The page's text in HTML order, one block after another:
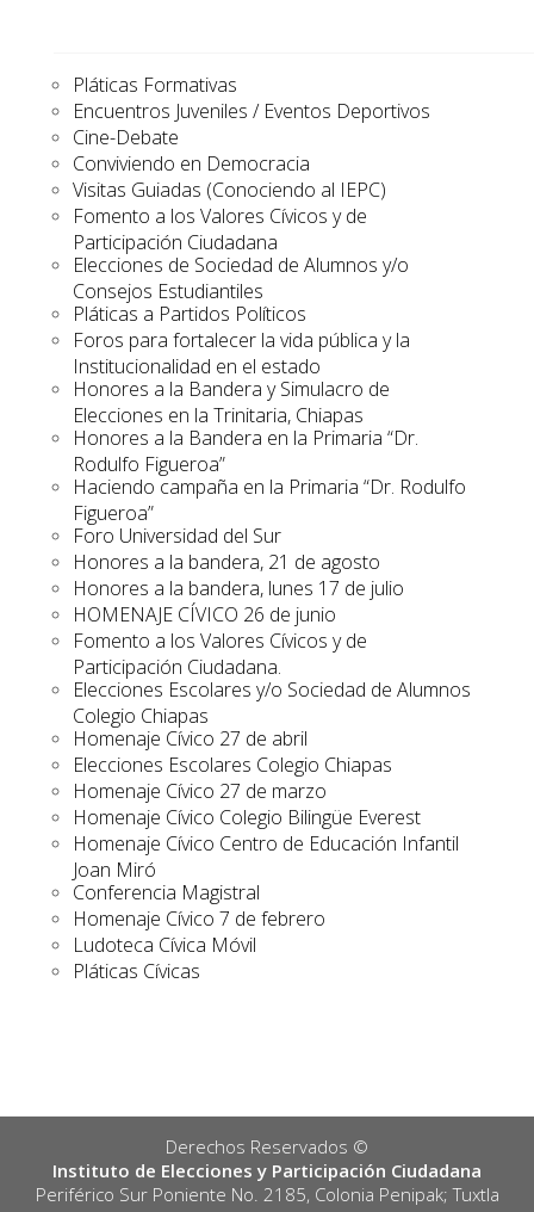
Pláticas Formativas
Encuentros Juveniles / Eventos Deportivos
Cine-Debate
Conviviendo en Democracia
Visitas Guiadas (Conociendo al IEPC)
Fomento a los Valores Cívicos y de
Participación Ciudadana
Elecciones de Sociedad de Alumnos y/o
Consejos Estudiantiles
Pláticas a Partidos Políticos
Foros para fortalecer la vida pública y la
Institucionalidad en el estado
Honores a la Bandera y Simulacro de
Elecciones en la Trinitaria, Chiapas
Honores a la Bandera en la Primaria “Dr.
Rodulfo Figueroa”
Haciendo campaña en la Primaria “Dr. Rodulfo
Figueroa”
Foro Universidad del Sur
Honores a la bandera, 21 de agosto
Honores a la bandera, lunes 17 de julio
HOMENAJE CÍVICO 26 de junio
Fomento a los Valores Cívicos y de
Participación Ciudadana.
Elecciones Escolares y/o Sociedad de Alumnos
Colegio Chiapas
Homenaje Cívico 27 de abril
Elecciones Escolares Colegio Chiapas
Homenaje Cívico 27 de marzo
Homenaje Cívico Colegio Bilingüe Everest
Homenaje Cívico Centro de Educación Infantil
Joan Miró
Conferencia Magistral
Homenaje Cívico 7 de febrero
Ludoteca Cívica Móvil
Pláticas Cívicas
Derechos Reservados ©️
Instituto de Elecciones y Participación Ciudadana
Periférico Sur Poniente No. 2185, Colonia Penipak; Tuxtla